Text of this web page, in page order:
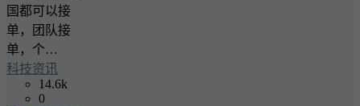
国都可以接
单，团队接
单，个…
科技资讯
14.6k
0